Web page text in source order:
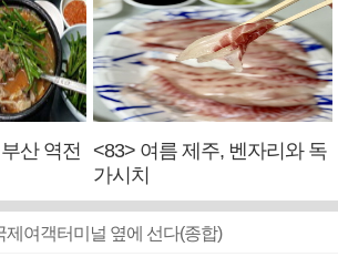
산 역전
<83> 여름 제주, 벤자리와 독
가시치
제여객터미널 옆에 선다(종합)